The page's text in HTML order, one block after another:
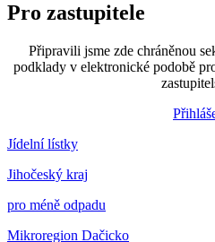
Pro zastupitele
Připravili jsme zde chráněnou
podklady v elektronické podobě
Jídelní lístky
Jihočeský kraj
pro méně odpadu
Mikroregion Dačicko